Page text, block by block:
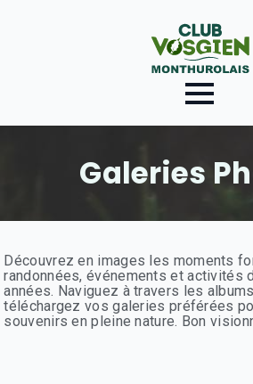
Galeries
Découvrez en images les moments
randonnées, événements et activités
années. Naviguez à travers les
téléchargez vos galeries préférées
souvenirs en pleine nature. Bon